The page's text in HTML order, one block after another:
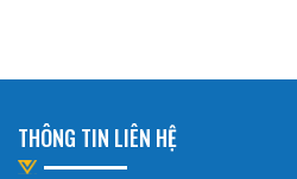
THÔNG TIN LIÊN HỆ